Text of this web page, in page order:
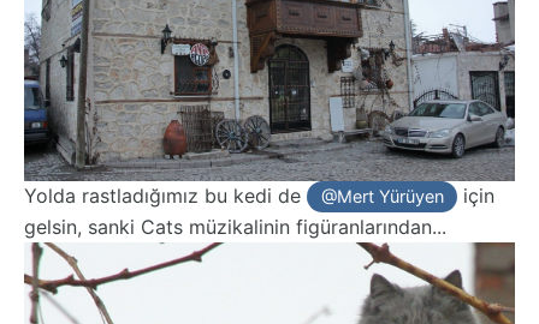
Yolda rastladığımız bu kedi de @Mert Yürüyen
için
gelsin, sanki Cats müzikalinin figüranlarından...